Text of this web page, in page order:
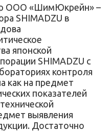
ООО «ШимЮкрейн» –
SHIMADZU в
японской
SHIMADZU с
контроля
как на предмет
показателей
выявления
Достаточно